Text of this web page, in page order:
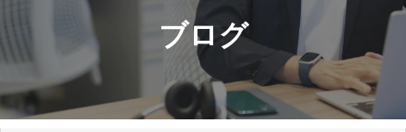
選ばれる理由
シナリオ紹介
導入事例
資料ダウンロード一覧
ブログ